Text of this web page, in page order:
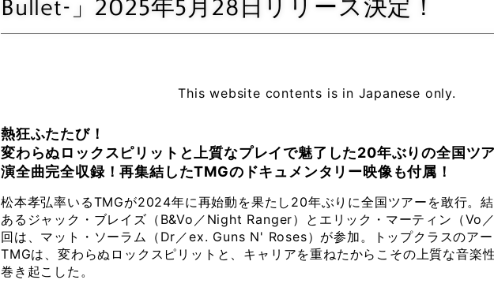
Bullet-」2025年5月28日リリース決定！
This website contents is in Japanese only.
熱狂ふたたび！
変わらぬロックスピリットと上質なプレイで魅了した20年ぶりの全国ツ
演全曲完全収録！再集結したTMGのドキュメンタリー映像も付属！
松本孝弘率いるTMGが2024年に再始動を果たし20年ぶりに全国ツアーを敢行。
あるジャック・ブレイズ（B&Vo／Night Ranger）とエリック・マーティン（Vo
回は、マット・ソーラム（Dr／ex. Guns N' Roses）が参加。トップクラスのア
TMGは、変わらぬロックスピリットと、キャリアを重ねたからこその上質な音楽
巻き起こした。